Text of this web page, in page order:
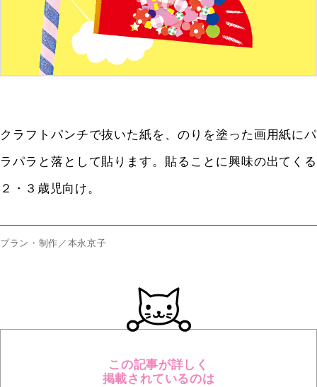
クラフトパンチで抜いた紙を、のりを塗った画用紙にパ
ラパラと落として貼ります。貼ることに興味の出てくる
２・３歳児向け。
プラン・制作／本永京子
この記事が詳しく
掲載されているのは